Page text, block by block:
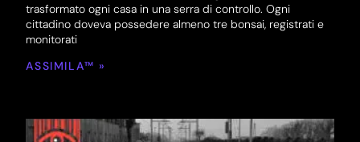
trasformato ogni casa in una serra di controllo. Ogni
cittadino doveva possedere almeno tre bonsai, registrati e
monitorati
ASSIMILA™ »